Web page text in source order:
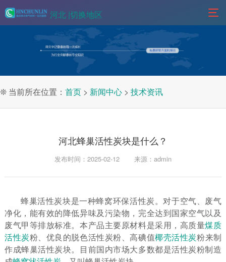
河北 |切换地区
❊ 当前所在位置： 首页 > 新闻中心 > 技术资讯
河北蜂巢活性炭块是什么？
发布时间：2025-02-12 来源：admin
蜂巢活性炭块是一种蜂窝环保活性炭。对于空气、废气
净化，能有效的降低异味及污染物，完全达到国家空气以及
废气甲等排放标准。本产品主要原材料是采用，高质量煤质
活性炭粉、优良的脱色活性炭粉、高碘值椰壳活性炭粉来制
作成蜂巢活性炭块。目前国内市场大多数都是活性炭粉制造